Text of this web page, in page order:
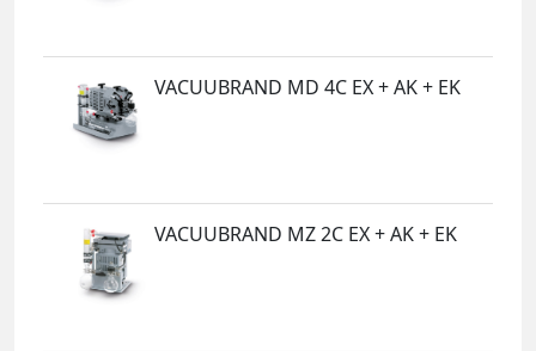
VACUUBRAND MD 4C EX + AK + EK
VACUUBRAND MZ 2C EX + AK + EK